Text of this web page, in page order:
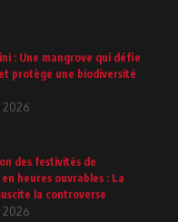
: Une mangrove qui défie
protège une biodiversité
des festivités de
heures ouvrables : La
la controverse